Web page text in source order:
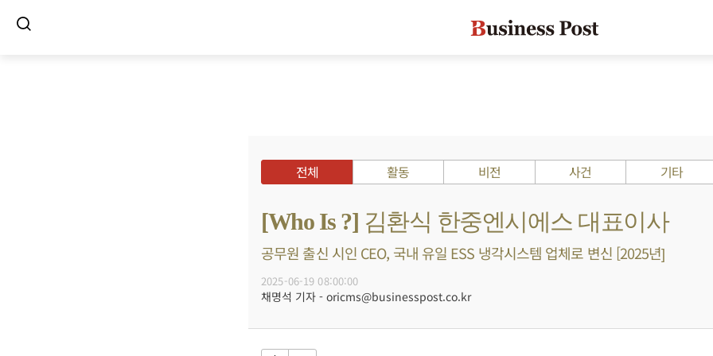
전체 활동 비전 사건 기타
[Who Is ?] 김환식 한중엔시에스 대표이사
공무원 출신 시인 CEO, 국내 유일 ESS 냉각시스템 업체로 변신 [2025년]
2025-06-19 08:00:00
채명석 기자 - oricms@businesspost.co.kr